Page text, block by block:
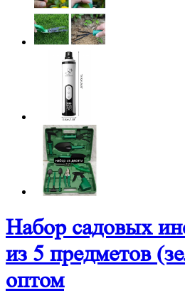
Набор садовых
из 5 предметов
оптом